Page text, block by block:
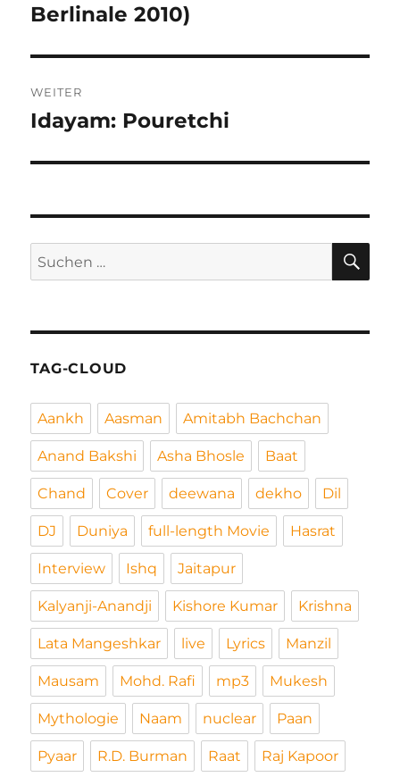
Berlinale 2010)
WEITER
Nächster
Idayam: Pouretchi
Suchen
nach:
TAG-CLOUD
Aankh Aasman Amitabh Bachchan
Anand Bakshi Asha Bhosle Baat
Chand Cover deewana dekho Dil
DJ Duniya full-length Movie Hasrat
Interview Ishq Jaitapur
Kalyanji-Anandji Kishore Kumar Krishna
Lata Mangeshkar live Lyrics Manzil
Mausam Mohd. Rafi mp3 Mukesh
Mythologie Naam nuclear Paan
Pyaar R.D. Burman Raat Raj Kapoor